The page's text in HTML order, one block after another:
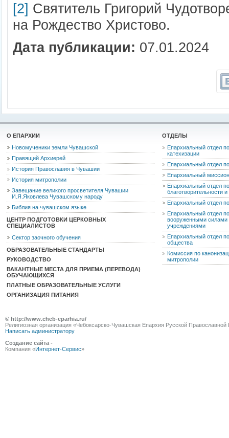
[2] Святитель Григорий
на Рождество Христово.
Дата публикации: 07.01.2024
О ЕПАРХИИ
Новомученики земли Чувашской
Правящий Архиерей
История Православия в Чувашии
История митрополии
Завещание великого просветителя Чувашии
И.Я.Яковлева Чувашскому народу
Библия на чувашском языке
ЦЕНТР ПОДГОТОВКИ ЦЕРКОВНЫХ
СПЕЦИАЛИСТОВ
Сектор заочного обучения
ОБРАЗОВАТЕЛЬНЫЕ СТАНДАРТЫ
РУКОВОДСТВО
ВАКАНТНЫЕ МЕСТА ДЛЯ ПРИЕМА (ПЕРЕВОДА)
ОБУЧАЮЩИХСЯ
ПЛАТНЫЕ ОБРАЗОВАТЕЛЬНЫЕ УСЛУГИ
ОРГАНИЗАЦИЯ ПИТАНИЯ
ОТДЕЛЫ
Епархиальный отдел
катехизации
Епархиальный отдел
Епархиальный
Епархиальный отдел
благотворительности
Епархиальный отдел
Епархиальный отдел
вооруженными силами
учреждениями
Епархиальный отдел
общества
Комиссия по
митрополии
© http://www.cheb-eparhia.ru/
Религиозная организация «Чебоксарско-Чувашская Епархия Русской
Написать администратору
Создание сайта -
Компания «Интернет-Сервис»